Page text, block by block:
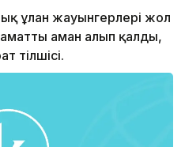
ұлан жауынгерлері жол
аман алып қалды,
тілшісі.